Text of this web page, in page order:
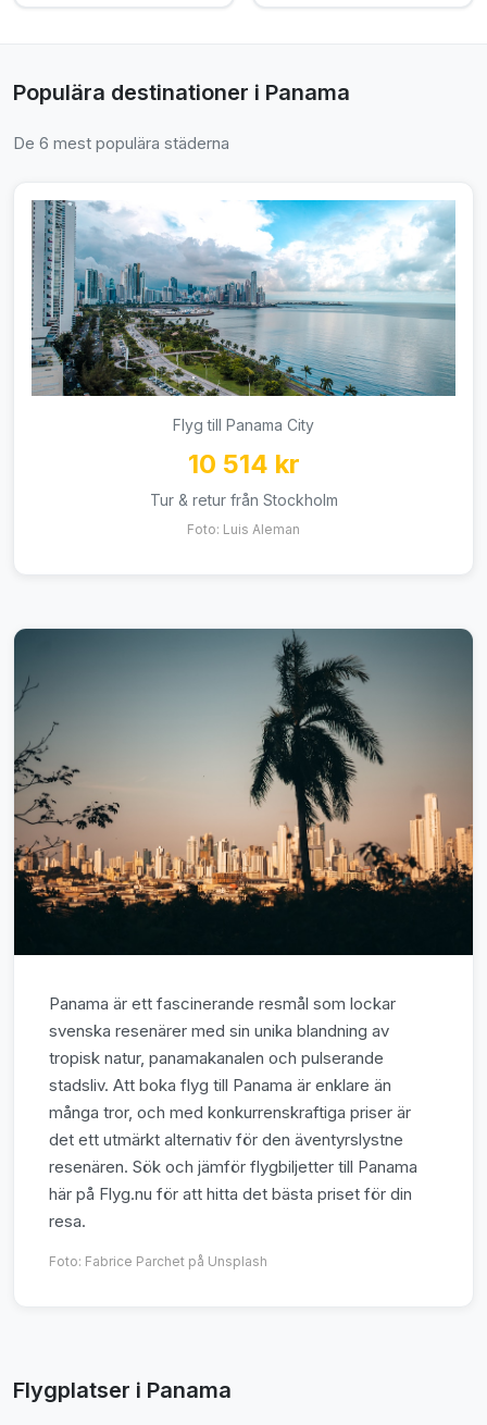
Populära destinationer i Panama
De 6 mest populära städerna
Flyg till Panama City
10 514 kr
Tur & retur från Stockholm
Foto: Luis Aleman
Panama är ett fascinerande resmål som lockar
svenska resenärer med sin unika blandning av
tropisk natur, panamakanalen och pulserande
stadsliv. Att boka flyg till Panama är enklare än
många tror, och med konkurrenskraftiga priser är
det ett utmärkt alternativ för den äventyrslystne
resenären. Sök och jämför flygbiljetter till Panama
här på Flyg.nu för att hitta det bästa priset för din
resa.
Foto: Fabrice Parchet på Unsplash
Flygplatser i Panama